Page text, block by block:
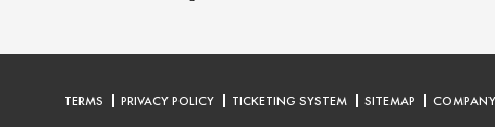
TERMS PRIVACY POLICY TICKETING SYSTEM SITEMAP COMPANY